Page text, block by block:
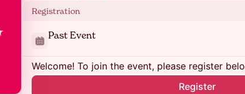
Registration
Past Event
Welcome! To join the event, please register
Register